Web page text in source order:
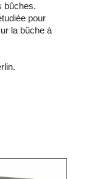
bûches.
pour
la bûche à